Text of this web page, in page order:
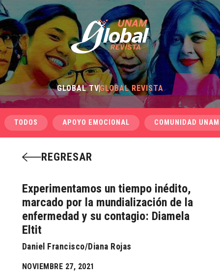
GLOBAL TVGLOBAL REVISTA
TODOS APOYO EMOCIONAL COMUNIDAD UNAM
REGRESAR
Experimentamos un tiempo inédito,
marcado por la mundialización de la
enfermedad y su contagio: Diamela
Eltit
Daniel Francisco/Diana Rojas
NOVIEMBRE 27, 2021